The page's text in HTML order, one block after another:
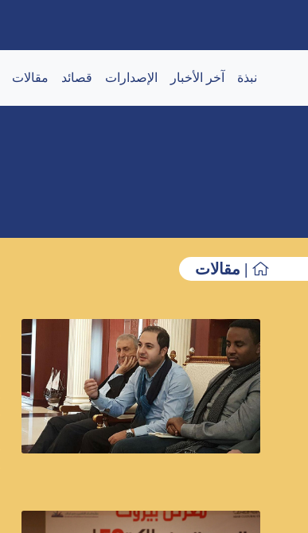
نبذة آخر الأخبار الإصدارات قصائد مقالات
| مقالات